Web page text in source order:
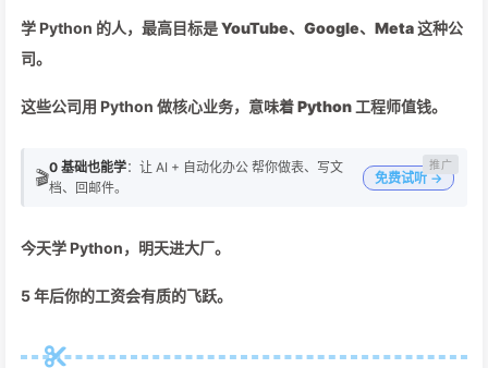
学 Python 的人， 最高目标是 YouTube、Google、Meta 这种公
司。
这些公司用 Python 做核心业务， 意味着 Python 工程师值钱。
🎬0 基础也能学：让 AI + 自动化办公 帮你做表、写文
档、回邮件。
免费试听 →
今天学 Python，明天进大厂。
5 年后你的工资会有质的飞跃。